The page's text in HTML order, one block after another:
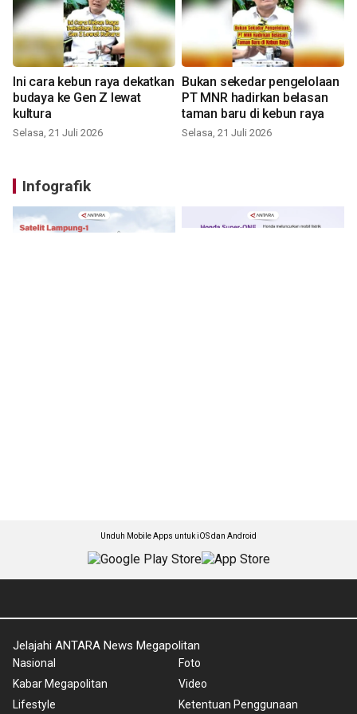
Ini cara kebun raya dekatkan
budaya ke Gen Z lewat
kultura
Selasa, 21 Juli 2026
Bukan sekedar pengelolaan
PT MNR hadirkan belasan
taman baru di kebun raya
Selasa, 21 Juli 2026
Infografik
Unduh Mobile Apps untuk iOS dan Android
Jelajahi ANTARA News Megapolitan
Nasional
Kabar Megapolitan
Lifestyle
Foto
Video
Ketentuan Penggunaan